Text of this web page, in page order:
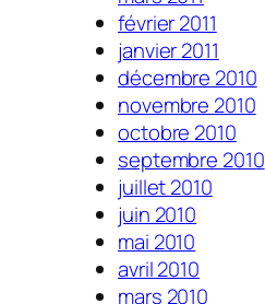
février 2011
janvier 2011
décembre 2010
novembre 2010
octobre 2010
septembre 2010
juillet 2010
juin 2010
mai 2010
avril 2010
mars 2010